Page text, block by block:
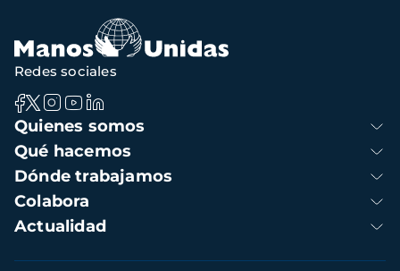
Navegación
principal
Quienes somos
Qué hacemos
Dónde trabajamos
Colabora
Actualidad
Redes sociales